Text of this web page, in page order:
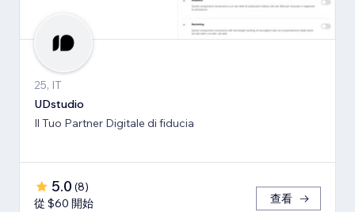
25, IT
UDstudio
Il Tuo Partner Digitale di fiducia
5.0 (8)
從 $60 開始
查看